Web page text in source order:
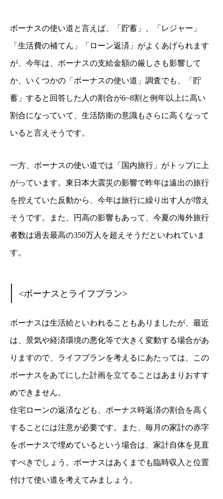
ボーナスの使い道と言えば、「貯蓄」、「レジャー」
「生活費の補てん」「ローン返済」がよくあげられます
が、今年は、ボーナスの支給金額の厳しさも影響して
か、いくつかの「ボーナスの使い道」調査でも、「貯
蓄」すると回答した人の割合が6~8割と例年以上に高い
割合になっていて、生活防衛の意識もさらに高くなって
いると言えそうです。
一方、ボーナスの使い道では「国内旅行」がトップに上
がっています。東日本大震災の影響で昨年は遠出の旅行
を控えていた反動から、今年は旅行に繰り出す人が増え
そうです。また、円高の影響もあって、今夏の海外旅行
者数は過去最高の350万人を超えそうだといわれていま
す。
<ボーナスとライフプラン>
ボーナスは生活給といわれることもありましたが、最近
は、景気や経済環境の悪化等で大きく変動する場合があ
りますので、ライフプランを考えるにあたっては、この
ボーナスをあてにした計画を立てることはあまりおすす
めできません。
住宅ローンの返済なども、ボーナス時返済の割合を高く
することには注意が必要です。また、毎月の家計の赤字
をボーナスで埋めているという場合は、家計自体を見直
すべきでしょう。ボーナスはあくまでも臨時収入と位置
付けて使い道を考えてみましょう。